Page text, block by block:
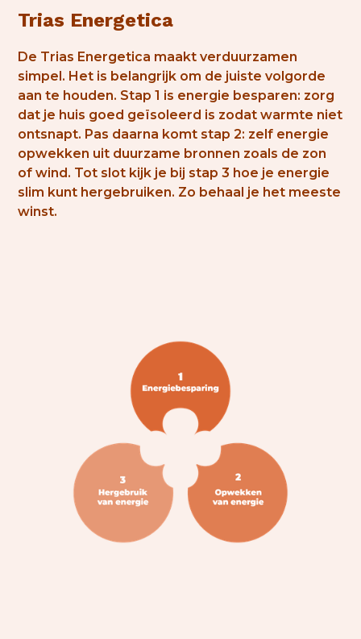
Trias Energetica
De Trias Energetica maakt verduurzamen
simpel. Het is belangrijk om de juiste volgorde
aan te houden. Stap 1 is energie besparen: zorg
dat je huis goed geïsoleerd is zodat warmte niet
ontsnapt. Pas daarna komt stap 2: zelf energie
opwekken uit duurzame bronnen zoals de zon
of wind. Tot slot kijk je bij stap 3 hoe je energie
slim kunt hergebruiken. Zo behaal je het meeste
winst.